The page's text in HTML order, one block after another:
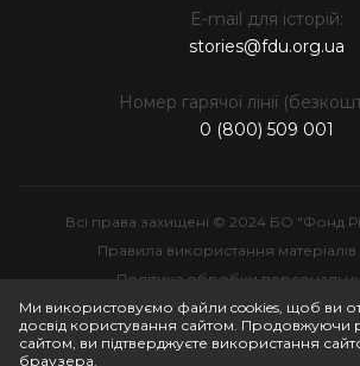
E-mail для історій:
stories@fdu.org.ua
Номер гарячої лінії
0 (800) 509 001
Всі права захищені © 2024 БО "Фонд
Правила використання
Політика обробки
Інтелектуальна власність
Ми використовуємо файли cookies, щоб ви
досвід користування сайтом. Продовжуючи
сайтом, ви підтверджуєте використання
браузера.